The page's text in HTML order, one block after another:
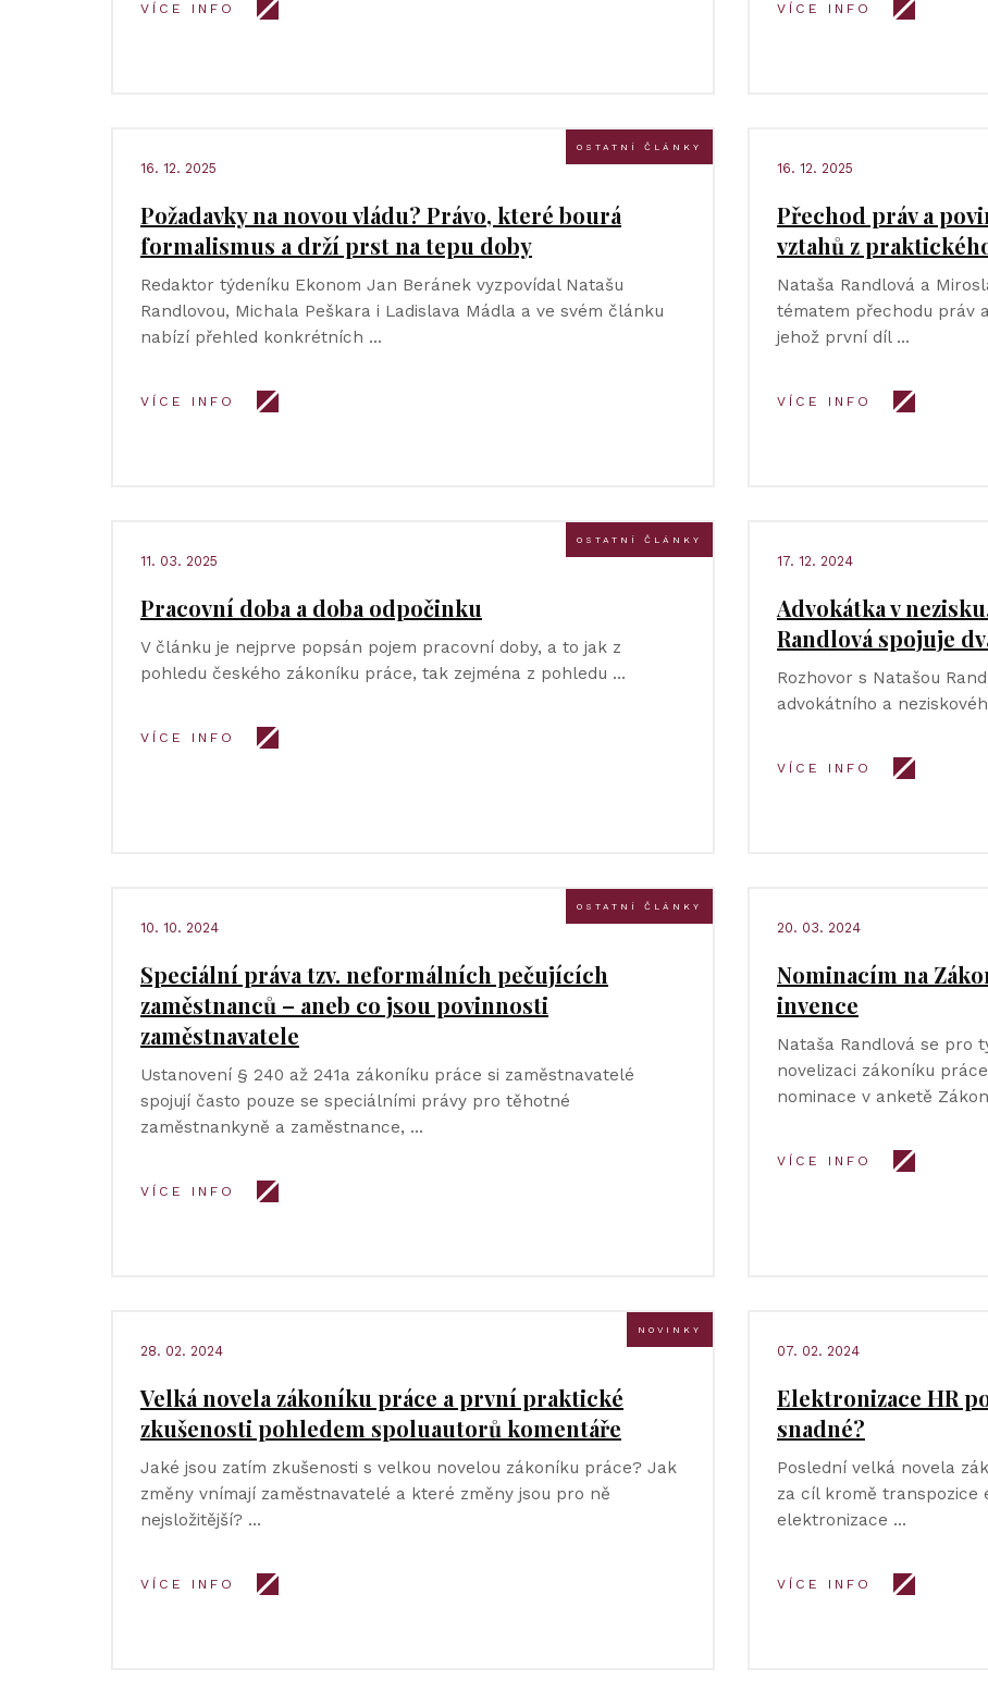
VÍCE INFO VÍCE INFO
OSTATNÍ ČLÁNKY
16. 12. 2025
Požadavky na novou vládu? Právo, které bourá
formalismus a drží prst na tepu doby
Redaktor týdeníku Ekonom Jan Beránek vyzpovídal Natašu
Randlovou, Michala Peškara i Ladislava Mádla a ve svém článku
nabízí přehled konkrétních …
VÍCE INFO
16. 12. 2025
Přechod práv a
vztahů z
Nataša Randlová a
tématem přechodu práv
jehož první díl …
VÍCE INFO
OSTATNÍ ČLÁNKY
11. 03. 2025
Pracovní doba a doba odpočinku
V článku je nejprve popsán pojem pracovní doby, a to jak z
pohledu českého zákoníku práce, tak zejména z pohledu …
VÍCE INFO
17. 12. 2024
Advokátka v
Randlová spojuje
Rozhovor s Natašou
advokátního a
VÍCE INFO
OSTATNÍ ČLÁNKY
10. 10. 2024
Speciální práva tzv. neformálních pečujících
zaměstnanců – aneb co jsou povinnosti
zaměstnavatele
Ustanovení § 240 až 241a zákoníku práce si zaměstnavatelé
spojují často pouze se speciálními právy pro těhotné
zaměstnankyně a zaměstnance, …
VÍCE INFO
20. 03. 2024
Nominacím na
invence
Nataša Randlová se pro
novelizaci zákoníku
nominace v anketě
VÍCE INFO
NOVINKY
28. 02. 2024
Velká novela zákoníku práce a první praktické
zkušenosti pohledem spoluautorů komentáře
Jaké jsou zatím zkušenosti s velkou novelou zákoníku práce? Jak
změny vnímají zaměstnavatelé a které změny jsou pro ně
nejsložitější? …
VÍCE INFO
07. 02. 2024
Elektronizace HR
snadné?
Poslední velká novela
za cíl kromě transpozice
elektronizace …
VÍCE INFO